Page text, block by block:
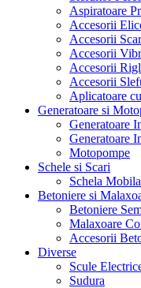
Aspiratoare
Accesorii
Accesorii
Accesorii
Accesorii
Accesorii
Aplicatoare
Generatoare si
Generatoare
Generatoare
Motopompe
Schele si Scari
Schela Mobila
Betoniere si
Betoniere
Malaxoare
Accesorii
Diverse
Scule
Sudura